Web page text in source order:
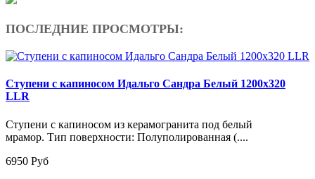
ПОСЛЕДНИЕ ПРОСМОТРЫ:
Ступени с капиносом Идальго Сандра Белый 1200х320
LLR
Ступени с капиносом из керамогранита под белый
мрамор. Тип поверхности: Полуполированная (....
6950 Руб